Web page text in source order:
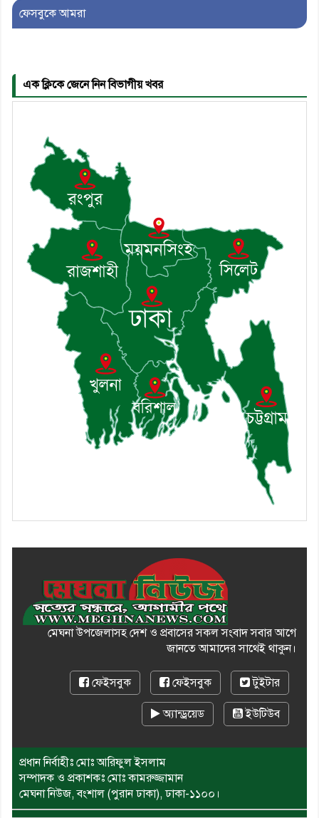
৫। জেলা পুলিশ সুপার থেকে সম্মাননা
৭। দাউদকান্দিতে মুচি সম্প্রদায়ের
খোঁজখবর নিলেন ড. খন্দকার মারুফ
হোসেন
৮। মেঘনায় আইন-শৃঙ্খলা কমিটির
মাসিক সভা অনুষ্ঠিত
৯। জাতীয় নেতা ড. খন্দকার
মোশাররফ হোসেনের মূল্যায়ন কোথায়
এবং একটি বিশ্লেষণ
১০। দাউদকান্দিতে ইউপি সদস্যকে
মারধরের চেষ্টা ও প্রাণনাশের হুমকির
অভিযোগ
ফেসবুকে আমরা
এক ক্লিকে জেনে নিন বিভাগীয় খবর
মেঘনা উপজেলাসহ দেশ ও প্রবাসের সকল সংবাদ সবার আগে
জানতে আমাদের সাথেই থাকুন।
ফেইসবুক ফেইসবুক টুইটার
অ্যান্ড্রয়েড ইউটিউব
প্রধান নির্বাহীঃ মোঃ আরিফুল ইসলাম
সম্পাদক ও প্রকাশকঃ মোঃ কামরুজ্জামান
মেঘনা নিউজ, বংশাল (পুরান ঢাকা), ঢাকা-১১০০।